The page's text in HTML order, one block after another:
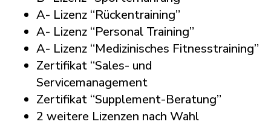
A- Lizenz “Rückentraining”
A- Lizenz “Personal Training”
A- Lizenz “Medizinisches Fitnesstraining”
Zertifikat “Sales- und
Servicemanagement
Zertifikat “Supplement-Beratung”
2 weitere Lizenzen nach Wahl